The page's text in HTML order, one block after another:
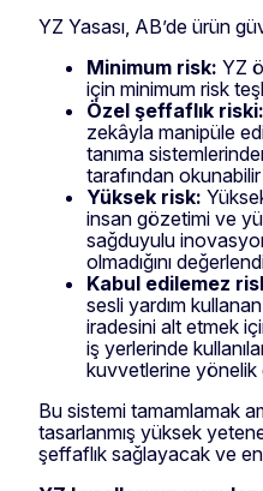
YZ Yasası, AB’de ürün
Minimum risk: YZ
için minimum risk
Özel şeffaflık riski:
zekâyla manipüle
tanıma
tarafından
Yüksek risk:
insan gözetimi ve
sağduyulu
olmadığını
Kabul edilemez
sesli yardım
iradesini alt etmek
iş yerlerinde
kuvvetlerine yönelik
Bu sistemi tamamlamak
tasarlanmış yüksek
şeffaflık sağlayacak ve